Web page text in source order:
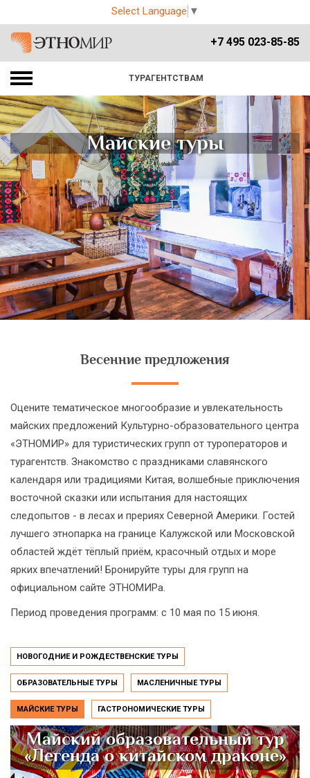
Select Language ▼
+7 495 023-85-85
ТУРАГЕНТСТВАМ
Майские туры
Весенние предложения
Оцените тематическое многообразие и увлекательность
майских предложений Культурно-образовательного центра
«ЭТНОМИР» для туристических групп от туроператоров и
турагентств. Знакомство с праздниками славянского
календаря или традициями Китая, волшебные приключения
восточной сказки или испытания для настоящих
следопытов - в лесах и прериях Северной Америки. Гостей
лучшего этнопарка на границе Калужской или Московской
областей ждёт тёплый приём, красочный отдых и море
ярких впечатлений! Бронируйте туры для групп на
официальном сайте ЭТНОМИРа.
Период проведения программ: с 10 мая по 15 июня.
НОВОГОДНИЕ И РОЖДЕСТВЕНСКИЕ ТУРЫ
ОБРАЗОВАТЕЛЬНЫЕ ТУРЫ МАСЛЕНИЧНЫЕ ТУРЫ
МАЙСКИЕ ТУРЫ ГАСТРОНОМИЧЕСКИЕ ТУРЫ
Майский образовательный тур
«Легенда о китайском драконе»